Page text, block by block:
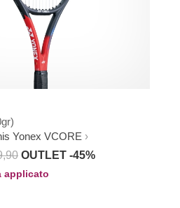
Yonex VCORE
OUTLET -45%
applicato